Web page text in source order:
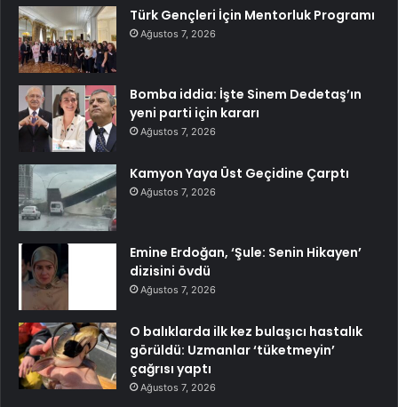
Türk Gençleri İçin Mentorluk Programı
Ağustos 7, 2026
Bomba iddia: İşte Sinem Dedetaş’ın
yeni parti için kararı
Ağustos 7, 2026
Kamyon Yaya Üst Geçidine Çarptı
Ağustos 7, 2026
Emine Erdoğan, ‘Şule: Senin Hikayen’
dizisini övdü
Ağustos 7, 2026
O balıklarda ilk kez bulaşıcı hastalık
görüldü: Uzmanlar ‘tüketmeyin’
çağrısı yaptı
Ağustos 7, 2026